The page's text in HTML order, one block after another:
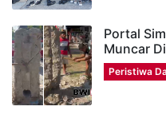
Portal
Muncar
Peristiwa